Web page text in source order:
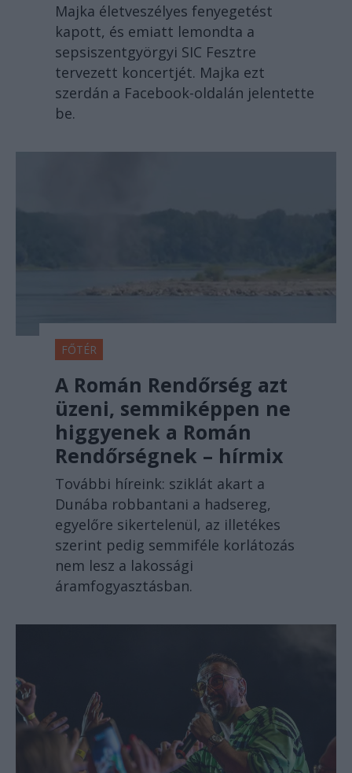
Majka életveszélyes fenyegetést
kapott, és emiatt lemondta a
sepsiszentgyörgyi SIC Fesztre
tervezett koncertjét. Majka ezt
szerdán a Facebook-oldalán jelentette
be.
FŐTÉR
A Román Rendőrség azt
üzeni, semmiképpen ne
higgyenek a Román
Rendőrségnek – hírmix
További híreink: sziklát akart a
Dunába robbantani a hadsereg,
egyelőre sikertelenül, az illetékes
szerint pedig semmiféle korlátozás
nem lesz a lakossági
áramfogyasztásban.